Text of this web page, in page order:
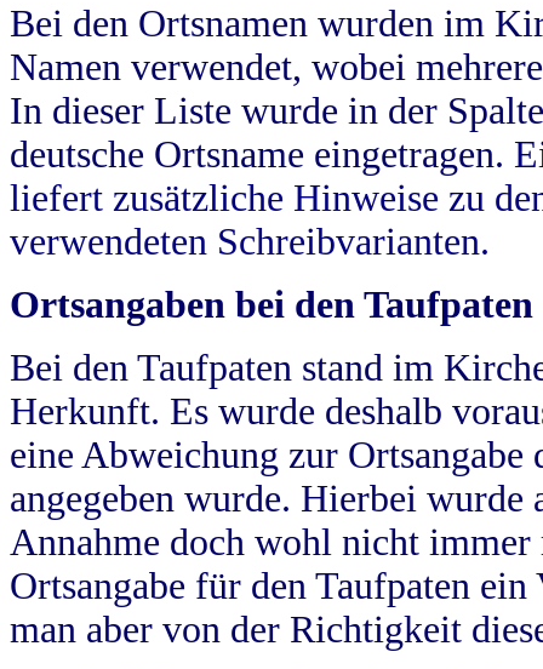
Bei den Ortsnamen wurden im
Namen verwendet, wobei
In dieser Liste wurde in der
deutsche Ortsname eingetragen.
liefert zusätzliche Hinweise zu
verwendeten Schreibvarianten.
Ortsangaben bei den Taufpaten
Bei den Taufpaten stand im
Herkunft. Es wurde deshalb
eine Abweichung zur
angegeben wurde. Hierbei wurde
Annahme doch wohl nicht
Ortsangabe für den Taufpaten
man aber von der Richtigkeit